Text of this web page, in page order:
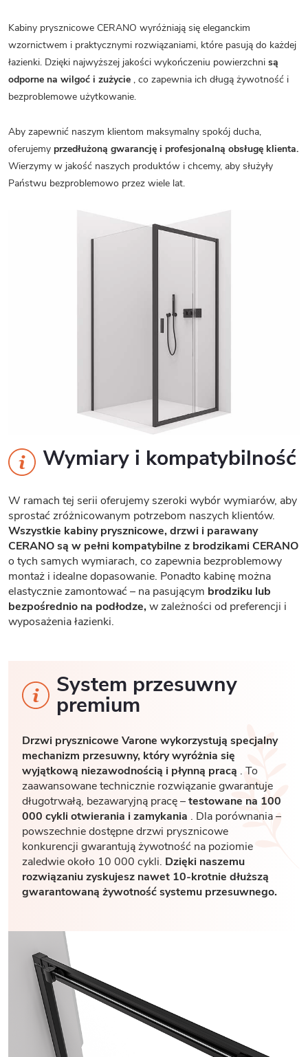
Kabiny prysznicowe CERANO wyróżniają się eleganckim
wzornictwem i praktycznymi rozwiązaniami, które pasują do każdej
łazienki. Dzięki najwyższej jakości wykończeniu powierzchni są
odporne na wilgoć i zużycie , co zapewnia ich długą żywotność i
bezproblemowe użytkowanie.
Aby zapewnić naszym klientom maksymalny spokój ducha,
oferujemy przedłużoną gwarancję i profesjonalną obsługę klienta.
Wierzymy w jakość naszych produktów i chcemy, aby służyły
Państwu bezproblemowo przez wiele lat.
Wymiary i kompatybilność
W ramach tej serii oferujemy szeroki wybór wymiarów, aby
sprostać zróżnicowanym potrzebom naszych klientów.
Wszystkie kabiny prysznicowe, drzwi i parawany
CERANO są w pełni kompatybilne z brodzikami CERANO
o tych samych wymiarach, co zapewnia bezproblemowy
montaż i idealne dopasowanie. Ponadto kabinę można
elastycznie zamontować – na pasującym brodziku lub
bezpośrednio na podłodze,w zależności od preferencji i
wyposażenia łazienki.
System przesuwny
premium
Drzwi prysznicowe Varone wykorzystują specjalny
mechanizm przesuwny, który wyróżnia się
wyjątkową niezawodnością i płynną pracą . To
zaawansowane technicznie rozwiązanie gwarantuje
długotrwałą, bezawaryjną pracę –testowane na 100
000 cykli otwierania i zamykania . Dla porównania –
powszechnie dostępne drzwi prysznicowe
konkurencji gwarantują żywotność na poziomie
zaledwie około 10 000 cykli. Dzięki naszemu
rozwiązaniu zyskujesz nawet 10-krotnie dłuższą
gwarantowaną żywotność systemu przesuwnego.